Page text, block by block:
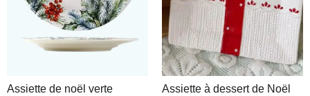
Assiette de noël verte
Assiette à dessert de Noël